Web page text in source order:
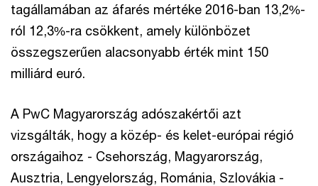
tagállamában az áfarés mértéke 2016-ban 13,2%-
ról 12,3%-ra csökkent, amely különbözet
összegszerűen alacsonyabb érték mint 150
milliárd euró.
A PwC Magyarország adószakértői azt
vizsgálták, hogy a közép- és kelet-európai régió
országaihoz - Csehország, Magyarország,
Ausztria, Lengyelország, Románia, Szlovákia -